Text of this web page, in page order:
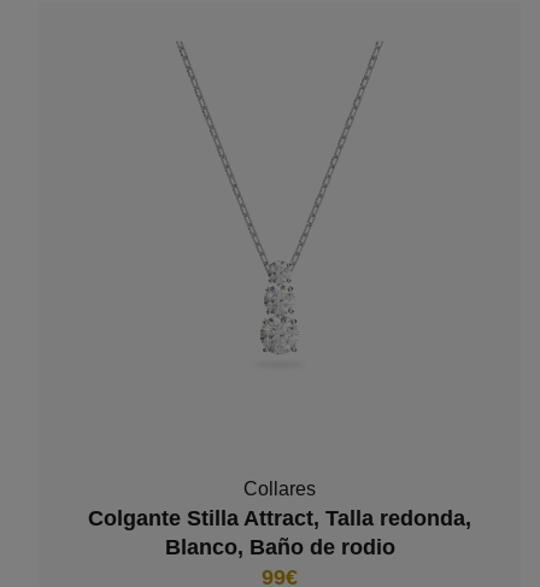
Collares
Colgante Stilla Attract, Talla redonda,
Blanco, Baño de rodio
99€